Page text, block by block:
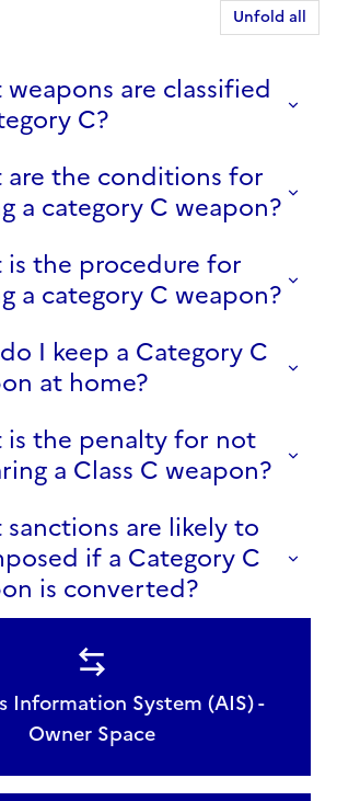
Unfold all
are classified
C?
are the conditions for
a category C weapon?
is the procedure for
a category C weapon?
I keep a Category C
at home?
is the penalty for not
a Class C weapon?
are likely to
if a Category C
is converted?
Information System (AIS) -
Owner Space